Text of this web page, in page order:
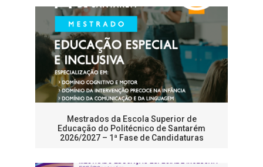
Mestrados da Escola Superior de
Educação do Politécnico de Santarém
2026/2027 – 1ª Fase de Candidaturas